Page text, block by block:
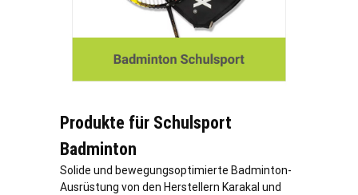
Produkte für Schulsport
Badminton
Solide und bewegungsoptimierte Badminton-
Ausrüstung von den Herstellern Karakal und